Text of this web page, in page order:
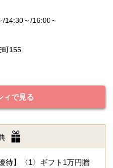
14:30～/16:00～
町155
ィで見る
待】〈1〉ギフト1万円贈